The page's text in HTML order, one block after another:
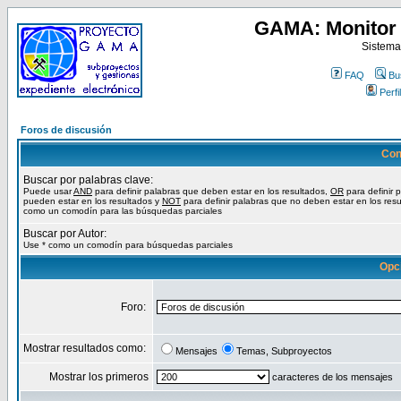
GAMA:
FAQ
Perfil
Foros de discusión
Buscar por palabras clave:
Puede usarAND para definir palabras que deben estar en los resultados, OR para definir
pueden estar en los resultados y NOT para definir palabras que no deben estar en los
como un comodín para las búsquedas parciales
Buscar por Autor:
Use * como un comodín para búsquedas parciales
Foro:
Mostrar resultados como: Mensajes Temas, Subproyectos
Mostrar los primeros caracteres de los mensajes